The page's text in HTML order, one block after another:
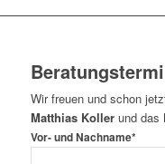
Wir freuen und schon
Matthias Kollerund das
Vor- und Nachname*